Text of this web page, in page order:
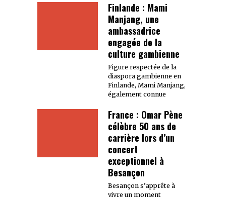
Finlande : Mami
Manjang, une
ambassadrice
engagée de la
culture gambienne
Figure respectée de la
diaspora gambienne en
Finlande, Mami Manjang,
également connue
France : Omar Pène
célèbre 50 ans de
carrière lors d’un
concert
exceptionnel à
Besançon
Besançon s’apprête à
vivre un moment